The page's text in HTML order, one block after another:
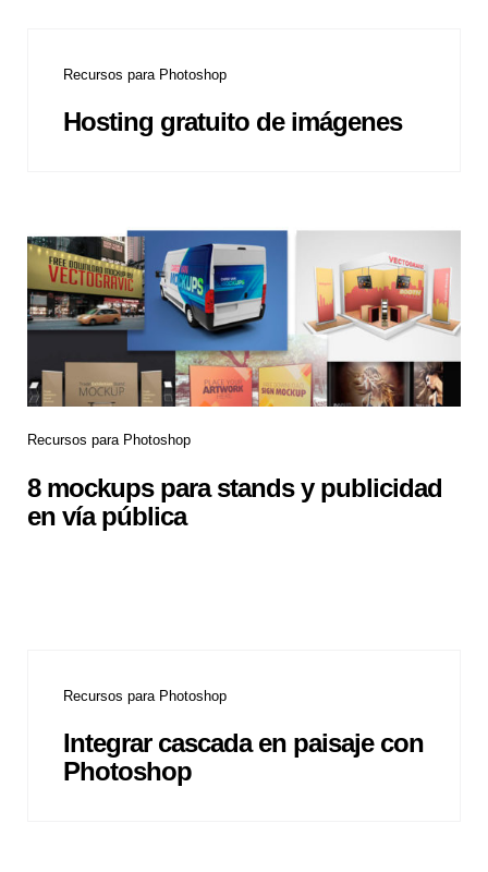
Recursos para Photoshop
Hosting gratuito de imágenes
Recursos para Photoshop
8 mockups para stands y publicidad
en vía pública
Recursos para Photoshop
Integrar cascada en paisaje con
Photoshop